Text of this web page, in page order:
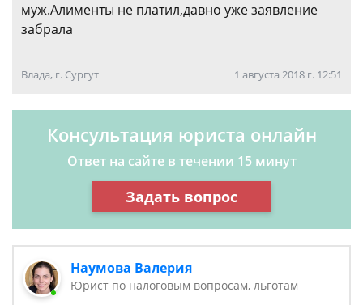
муж.Алименты не платил,давно уже заявление
забрала
Влада, г. Сургут 1 августа 2018 г. 12:51
Консультация юриста онлайн
Ответ на сайте в течении 15 минут
Задать вопрос
Наумова Валерия
Юрист по налоговым вопросам, льготам